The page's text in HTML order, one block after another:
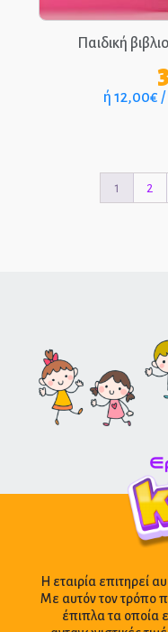
Παιδική
ή 12,00€ /
1 2
Η εταιρία επιτηρεί
Με αυτόν τον τρόπο
έπιπλα τα οποία